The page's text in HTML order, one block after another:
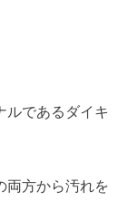
ルであるダイキ
両方から汚れを